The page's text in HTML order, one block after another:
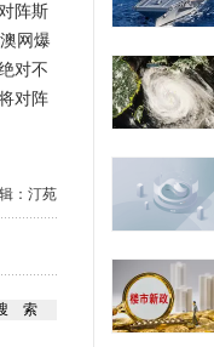
阵斯
网爆
对不
对阵
：汀苑